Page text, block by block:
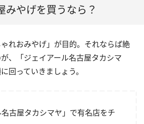
みやげを買うなら？
れおみやげ」が目的。それならば絶
、「ジェイアール名古屋タカシマ
回っていきましょう。
古屋タカシマヤ」で有名店をチ